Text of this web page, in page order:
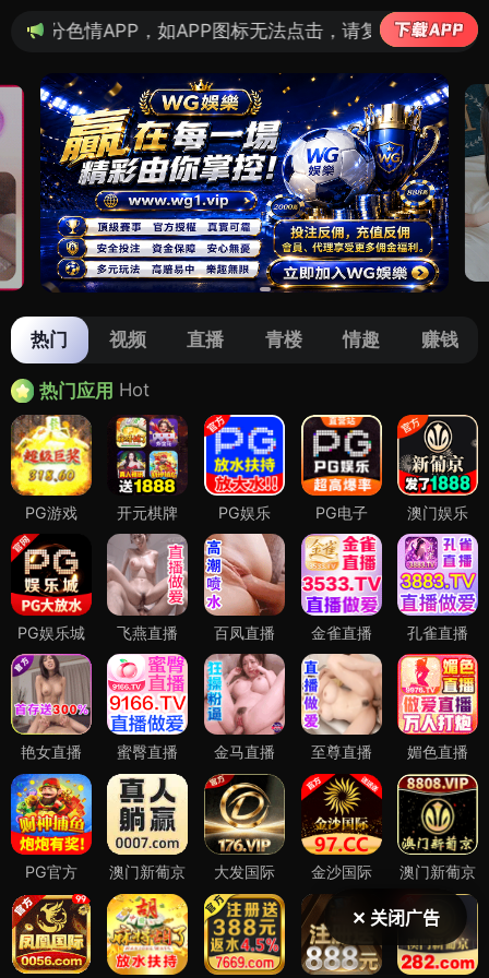
✕ 关闭广告